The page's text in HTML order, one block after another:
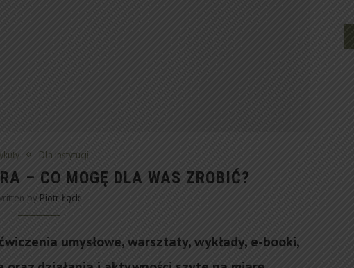
Dla instytucji
– CO MOGĘ DLA WAS ZROBIĆ?
by Piotr Łącki
umysłowe, warsztaty, wykłady, e-booki,